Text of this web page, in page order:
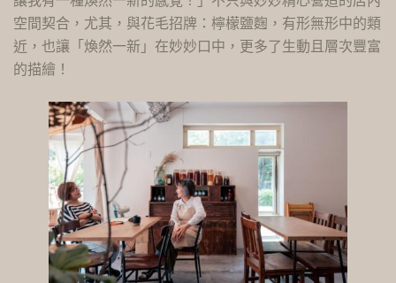
空間契合，尤其，與花毛招牌：檸檬鹽麴，有形無形中的類
近，也讓「煥然一新」在妙妙口中，更多了生動且層次豐富
的描繪！